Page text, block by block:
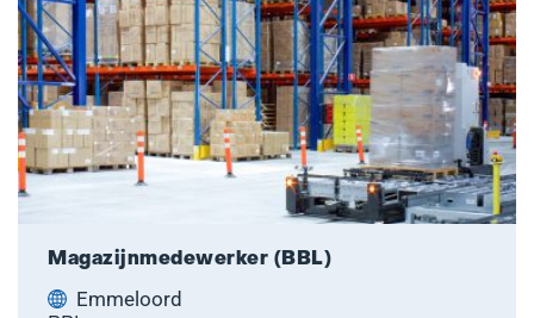
Magazijnmedewerker (BBL)
Emmeloord